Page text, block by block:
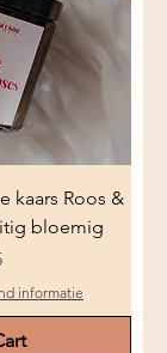
kaars Roos &
bloemig
informatie